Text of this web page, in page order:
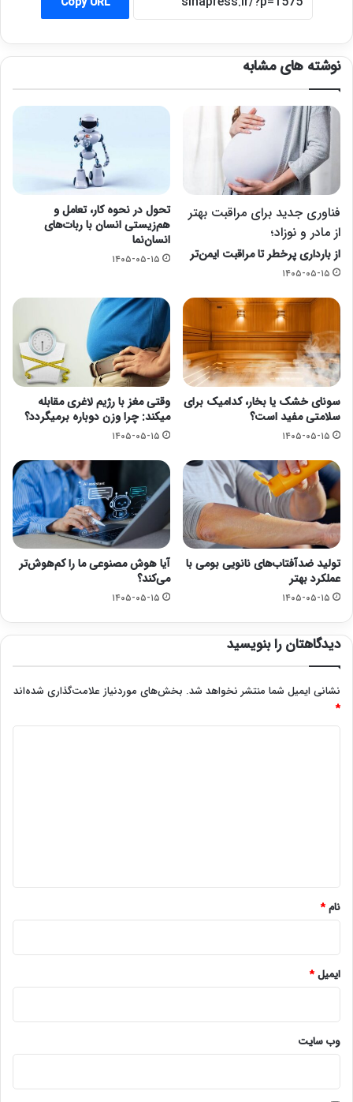
نوشته های مشابه
فناوری جدید برای مراقبت بهتر
از مادر و نوزاد؛
از بارداری پرخطر تا مراقبت ایمن‌تر
۱۴۰۵-۰۵-۱۵
تحول در نحوه کار، تعامل و
هم‌زیستی انسان با ربات‌های
انسان‌نما
۱۴۰۵-۰۵-۱۵
سونای خشک یا بخار، کدامیک برای
سلامتی مفید است؟
۱۴۰۵-۰۵-۱۵
وقتی مغز با رژیم لاغری مقابله
میکند: چرا وزن دوباره برمیگردد؟
۱۴۰۵-۰۵-۱۵
تولید ضدآفتاب‌های نانویی بومی با
عملکرد بهتر
۱۴۰۵-۰۵-۱۵
آیا هوش مصنوعی ما را کم‌هوش‌تر
می‌کند؟
۱۴۰۵-۰۵-۱۵
دیدگاهتان را بنویسید
نشانی ایمیل شما منتشر نخواهد شد. بخش‌های موردنیاز علامت‌گذاری شده‌اند
*
نام*
ایمیل*
وب‌ سایت